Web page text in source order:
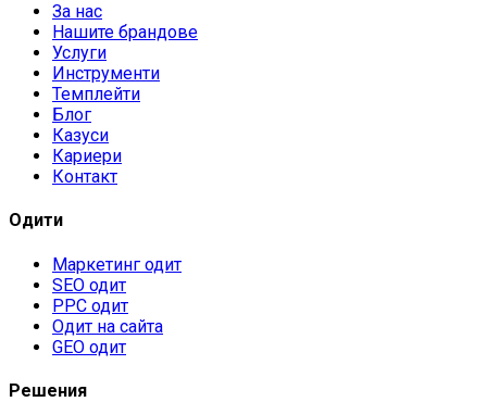
За нас
Нашите брандове
Услуги
Инструменти
Темплейти
Блог
Казуси
Кариери
Контакт
Одити
Маркетинг одит
SEO одит
PPC одит
Одит на сайта
GEO одит
Решения